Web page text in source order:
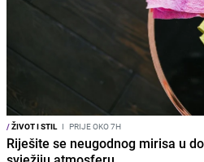
/ŽIVOT I STIL I PRIJE OKO 7H
Riješite se neugodnog mirisa u